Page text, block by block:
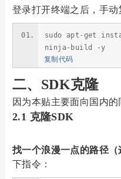
登录打开终端之后，手动
sudo apt-get
ninja-build -y
复制代码
二、SDK克隆
因为本贴主要面向国内的
2.1 克隆SDK
找一个浪漫一点的路径（
下指令：